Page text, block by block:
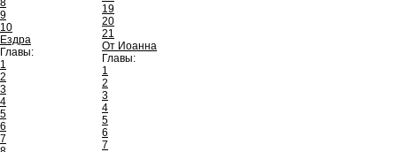
8
9
10
Ездра
Главы:
1
2
3
4
5
6
7
19
20
21
От Иоанна
Главы:
1
2
3
4
5
6
7